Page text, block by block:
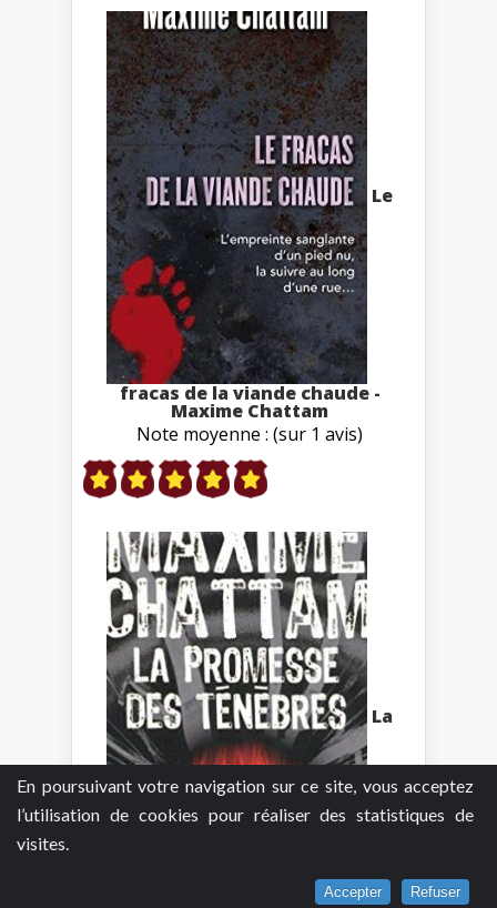
En poursuivant votre navigation sur ce site, vous acceptez
l’utilisation de cookies pour réaliser des statistiques de
visites.
Accepter Refuser
Le
fracas de la viande chaude -
Maxime Chattam
Note moyenne : (sur 1 avis)
La